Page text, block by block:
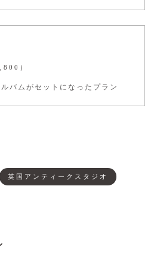
）
バムがセットになったプラン
英国アンティークスタジオ